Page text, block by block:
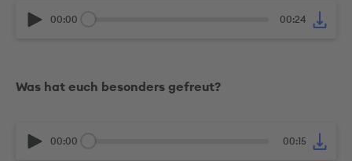
00:00 00:24
Was hat euch besonders gefreut?
00:00 00:15